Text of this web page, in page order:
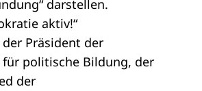
darstellen.
aktiv!“
Präsident der
für politische Bildung, der
der